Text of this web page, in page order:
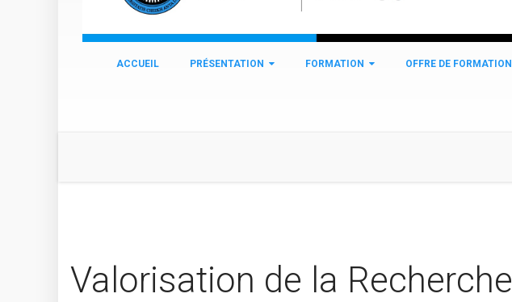
ACCUEIL PRÉSENTATION FORMATION OFFRE DE FORMATION
Valorisation de la Recherche